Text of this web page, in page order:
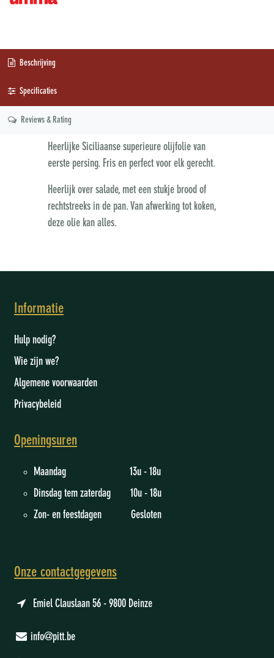
Beschrijving
Specificaties
Reviews & Rating
Heerlijke Siciliaanse superieure olijfolie van
eerste persing. Fris en perfect voor elk gerecht.
Heerlijk over salade, met een stukje brood of
rechtstreeks in de pan. Van afwerking tot koken,
deze olie kan alles.
Informatie
Hulp nodig?
Wie zijn we?
Algemene voorwaarden
Privacybeleid
Openingsuren
Maandag 13u - 18u
Dinsdag tem zaterdag 10u - 18u
Zon- en feestdagen Gesloten
Onze contactgegevens
Emiel Clauslaan 56 - 9800 Deinze
info@pitt.be